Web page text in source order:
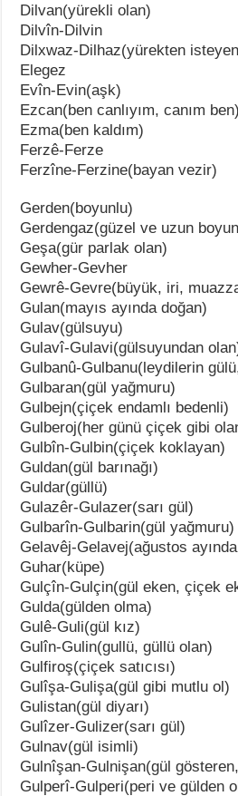
Dilvan(yürekli olan)
Dilvîn-Dilvin
Dilxwaz-Dilhaz(yürekten
Elegez
Evîn-Evin(aşk)
Ezcan(ben canlıyım, canım ben)
Ezma(ben kaldım)
Ferzê-Ferze
Ferzîne-Ferzine(bayan vezir)
Gerden(boyunlu)
Gerdengaz(güzel ve uzun
Geşa(gür parlak olan)
Gewher-Gevher
Gewrê-Gevre(büyük, iri,
Gulan(mayıs ayında doğan)
Gulav(gülsuyu)
Gulavî-Gulavi(gülsuyundan
Gulbanû-Gulbanu(leydilerin
Gulbaran(gül yağmuru)
Gulbejn(çiçek endamlı bedenli)
Gulberoj(her günü çiçek gibi
Gulbîn-Gulbin(çiçek koklayan)
Guldan(gül barınağı)
Guldar(güllü)
Gulazêr-Gulazer(sarı gül)
Gulbarîn-Gulbarin(gül yağmuru)
Gelavêj-Gelavej(ağustos
Guhar(küpe)
Gulçîn-Gulçin(gül eken, çiçek
Gulda(gülden olma)
Gulê-Guli(gül kız)
Gulîn-Gulin(gullü, güllü olan)
Gulfiroş(çiçek satıcısı)
Gulîşa-Gulişa(gül gibi mutlu ol)
Gulistan(gül diyarı)
Gulîzer-Gulizer(sarı gül)
Gulnav(gül isimli)
Gulnîşan-Gulnişan(gül
Gulperî-Gulperi(peri ve gülden